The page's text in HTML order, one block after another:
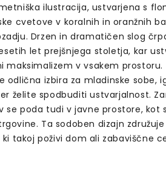
ilustracija, ustvarjena s
cvetove v koralnih in oranžnih
Drzen in dramatičen slog
let prejšnjega stoletja, kar
maksimalizem v vsakem prostoru.
odlična izbira za mladinske sobe,
želite spodbuditi ustvarjalnost.
se poda tudi v javne prostore, kot
Ta sodoben dizajn
ki takoj poživi dom ali zabaviščne